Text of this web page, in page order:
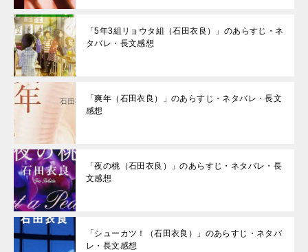
「5年3組リョウタ組（石田衣良）」のあらすじ・ネ
タバレ・長文感想
「爽年（石田衣良）」のあらすじ・ネタバレ・長文
感想
「夜の桃（石田衣良）」のあらすじ・ネタバレ・長
文感想
「シューカツ！（石田衣良）」のあらすじ・ネタバ
レ・長文感想